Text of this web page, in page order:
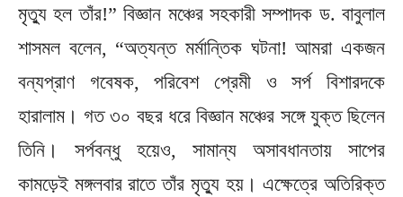
মৃত্যু হল তাঁর!” বিজ্ঞান মঞ্চের সহকারী সম্পাদক ড. বাবুলাল
শাসমল বলেন, “অত্যন্ত মর্মান্তিক ঘটনা! আমরা একজন
বন্যপ্রাণ গবেষক, পরিবেশ প্রেমী ও সর্প বিশারদকে
হারালাম। গত ৩০ বছর ধরে বিজ্ঞান মঞ্চের সঙ্গে যুক্ত ছিলেন
তিনি। সর্পবন্ধু হয়েও, সামান্য অসাবধানতায় সাপের
কামড়েই মঙ্গলবার রাতে তাঁর মৃত্যু হয়। এক্ষেত্রে অতিরিক্ত